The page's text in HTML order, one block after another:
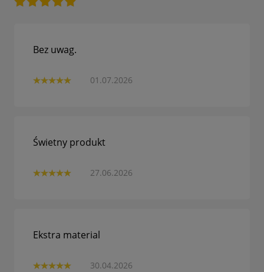
01.07.2026
Bez uwag.
27.06.2026
Świetny produkt
30.04.2026
Ekstra material